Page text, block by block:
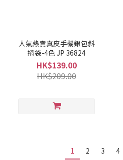
人氣熱賣真皮手機銀包斜
揹袋-4色 JP 36824
HK$139.00
HK$209.00
1 2 3 4